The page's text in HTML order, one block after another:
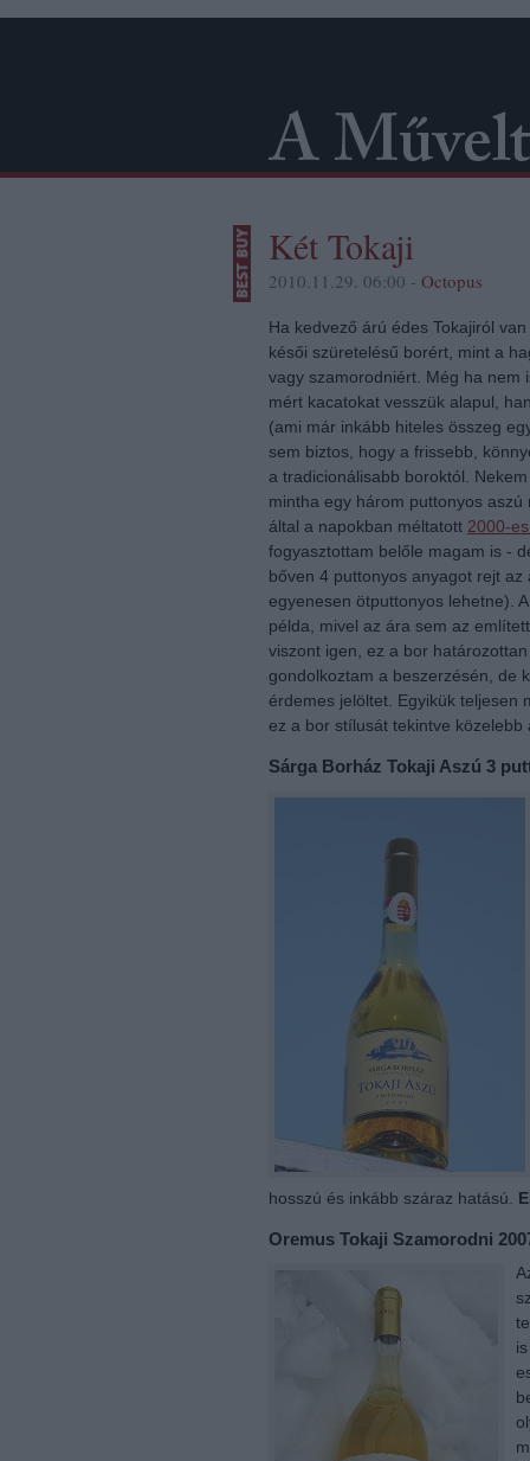
Két Tokaji
2010.11.29. 06:00 - Octopus
Ha kedvező árú édes Tokajiról
késői szüretelésű borért, mint a
vagy szamorodniért. Még ha nem
mért kacatokat vesszük alapul,
(ami már inkább hiteles összeg
sem biztos, hogy a frissebb,
a tradicionálisabb boroktól.
mintha egy három puttonyos
által a napokban méltatott 2000-
fogyasztottam belőle magam is -
bőven 4 puttonyos anyagot rejt az
egyenesen ötputtonyos lehetne).
példa, mivel az ára sem az
viszont igen, ez a bor
gondolkoztam a beszerzésén, de
érdemes jelöltet. Egyikük teljesen
ez a bor stílusát tekintve közelebb
Sárga Borház Tokaji Aszú 3
hosszú és inkább száraz hatású.
Oremus Tokaji Szamorodni